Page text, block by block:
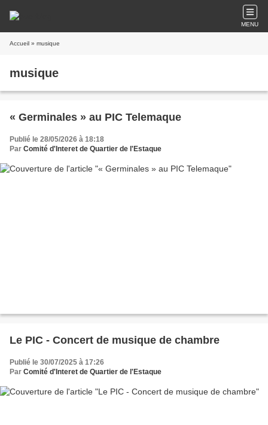
MENU
Accueil » musique
musique
« Germinales » au PIC Telemaque
Publié le 28/05/2026 à 18:18
Par Comité d'Interet de Quartier de l'Estaque
Le PIC - Concert de musique de chambre
Publié le 30/07/2025 à 17:26
Par Comité d'Interet de Quartier de l'Estaque